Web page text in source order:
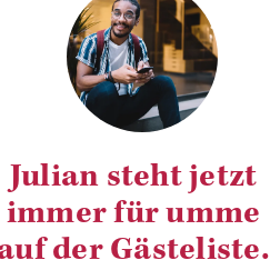
Julian steht jetzt
immer für umme
der Gästeliste.